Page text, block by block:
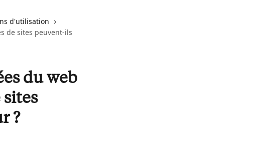
d'utilisation
de sites peuvent-ils
du web
?